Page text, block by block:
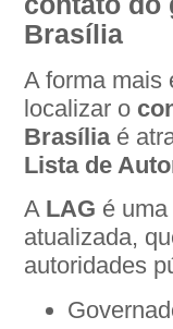
Brasília
A forma mais
localizar o
Brasíliaé
Lista de
A LAG é
atualizada,
autoridades